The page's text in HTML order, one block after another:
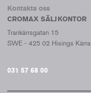
Kontakta oss
CROMAX SÄLJKONTOR
Trankärrsgatan 15
SWE - 425 02 Hisings Kärra
031 57 68 00